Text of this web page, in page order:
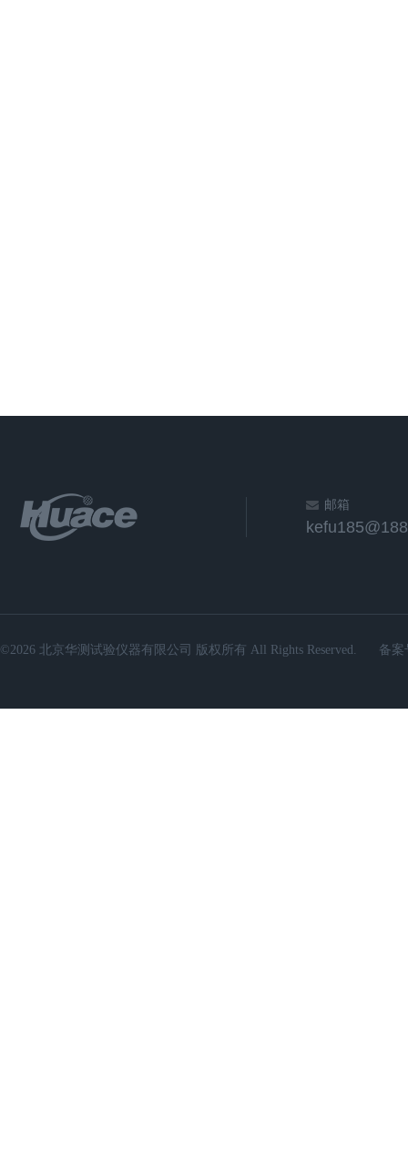
邮箱
©2026 北京华测试验仪器有限公司 版权所有 All Rights Reserved. 备案